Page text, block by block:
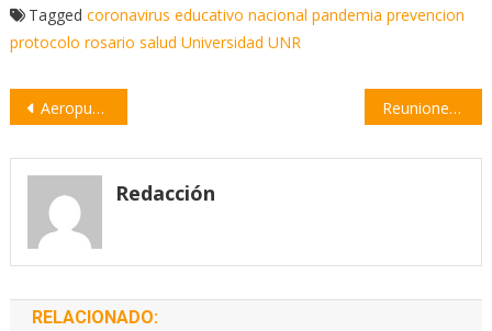
Tagged coronavirus educativo nacional pandemia prevencion
protocolo rosario salud Universidad UNR
Navegación
entradas
Aeropuerto de Rosario refuerza protocolos sanitarios Reuniones en Empalme por el protocolo sobre coronavirus
Redacción
RELACIONADO: